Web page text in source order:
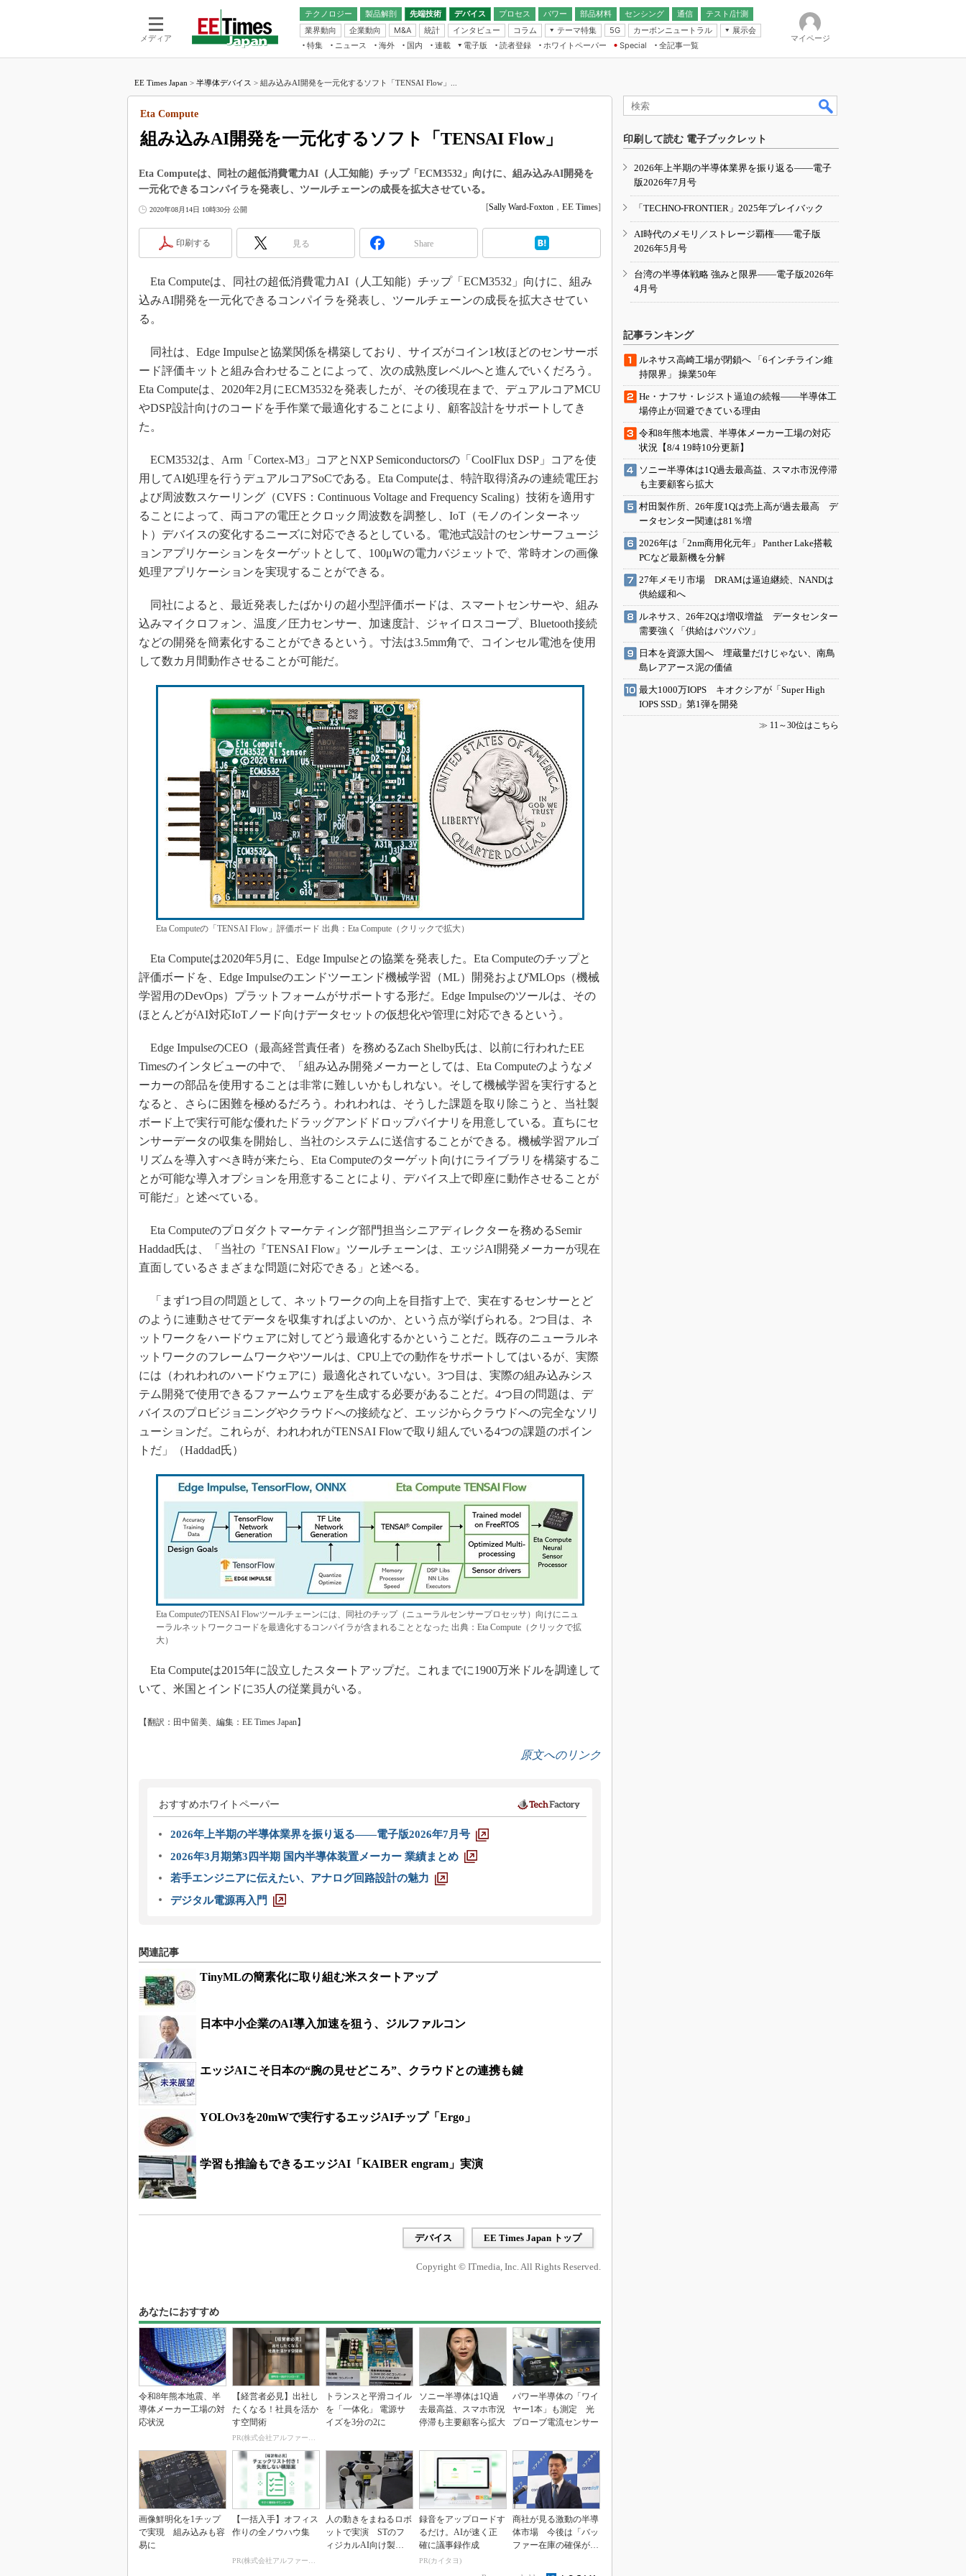
メディア
テクノロジー 製品解剖
先端技術
電池／エネルギー
デバイス
アナログ
マイコン
プロセス パワー 部品材料 センシング
通信
無線
テスト/計測
業界動向
企業動向 M&A 統計 インタビュー コラム
テーマ特集
フィジカルAI
読者調査（EE Times Research）
IoT
電源設計（EDN Japan）
エレクトロニクス入門（EDN
5G カーボンニュートラル
展示会
IoT・エッジコンピューティング
EXPO
TECHNO-FRONTIER
人とくるま展
特集 ニュース 海外 国内
連載
福田昭のデバイス通信
大山聡の業界スコープ
大原雄介のエレ・組み込みプレイバ
リタイア直前エンジニアの社会人大
学漂流記
踊るバズワード ～Behind the
Buzzword
で起こること
製品分解で探るアジアの新トレンド
“異端児エンジニア”が仕掛けた社内
改革、執念の180日
イノベーションは日本を救うのか
JASA発IoT通信
ための新行動論
電子版
電子ブックレット
読者登録 ホワイトペーパー
Special
全記事一覧
マイページ
EE Times Japan > 半導体デバイス > 組み込みAI開発を一元化するソフト「TENSAI Flow」...
組み込みAI開発を一元化するソフト「TENSAI Flow」
Eta Compute
Eta Computeは、同社の超低消費電力AI（人工知能）チップ「ECM3532」向けに、組み込みAI開発を
一元化できるコンパイラを発表し、ツールチェーンの成長を拡大させている。
2020年08月14日 10時30分 公開 [Sally Ward-Foxton ， EE Times]
印刷する 見る Share
Eta Computeは、同社の超低消費電力AI（人工知能）チップ「ECM3532」向けに、組み
込みAI開発を一元化できるコンパイラを発表し、ツールチェーンの成長を拡大させてい
る。
同社は、Edge Impulseと協業関係を構築しており、サイズがコイン1枚ほどのセンサーボ
ード評価キットと組み合わせることによって、次の成熟度レベルへと進んでいくだろう。
Eta Computeは、2020年2月にECM3532を発表したが、その後現在まで、デュアルコアMCU
やDSP設計向けのコードを手作業で最適化することにより、顧客設計をサポートしてき
た。
ECM3532は、Arm「Cortex-M3」コアとNXP Semiconductorsの「CoolFlux DSP」コアを使
用してAI処理を行うデュアルコアSoCである。Eta Computeは、特許取得済みの連続電圧お
よび周波数スケーリング（CVFS：Continuous Voltage and Frequency Scaling）技術を適用す
ることによって、両コアの電圧とクロック周波数を調整し、IoT（モノのインターネッ
ト）デバイスの変化するニーズに対応できるとしている。電池式設計のセンサーフュージ
ョンアプリケーションをターゲットとして、100μWの電力バジェットで、常時オンの画像
処理アプリケーションを実現することができる。
同社によると、最近発表したばかりの超小型評価ボードは、スマートセンサーや、組み
込みマイクロフォン、温度／圧力センサー、加速度計、ジャイロスコープ、Bluetooth接続
などの開発を簡素化することができるという。寸法は3.5mm角で、コインセル電池を使用
して数カ月間動作させることが可能だ。
Eta Computeの「TENSAI Flow」評価ボード 出典：Eta Compute（クリックで拡大）
Eta Computeは2020年5月に、Edge Impulseとの協業を発表した。Eta Computeのチップと
評価ボードを、Edge Impulseのエンドツーエンド機械学習（ML）開発およびMLOps（機械
学習用のDevOps）プラットフォームがサポートする形だ。Edge Impulseのツールは、その
ほとんどがAI対応IoTノード向けデータセットの仮想化や管理に対応できるという。
Edge ImpulseのCEO（最高経営責任者）を務めるZach Shelby氏は、以前に行われたEE
Timesのインタビューの中で、「組み込み開発メーカーとしては、Eta Computeのようなメ
ーカーの部品を使用することは非常に難しいかもしれない。そして機械学習を実行すると
なると、さらに困難を極めるだろう。われわれは、そうした課題を取り除こうと、当社製
ボード上で実行可能な優れたドラッグアンドドロップバイナリを用意している。直ちにセ
ンサーデータの収集を開始し、当社のシステムに送信することができる。機械学習アルゴ
リズムを導入すべき時が来たら、Eta Computeのターゲット向けにライブラリを構築するこ
とが可能な導入オプションを用意することにより、デバイス上で即座に動作させることが
可能だ」と述べている。
Eta Computeのプロダクトマーケティング部門担当シニアディレクターを務めるSemir
Haddad氏は、「当社の『TENSAI Flow』ツールチェーンは、エッジAI開発メーカーが現在
直面しているさまざまな問題に対応できる」と述べる。
「まず1つ目の問題として、ネットワークの向上を目指す上で、実在するセンサーとど
のように連動させてデータを収集すればよいのか、という点が挙げられる。2つ目は、ネ
ットワークをハードウェアに対してどう最適化するかということだ。既存のニューラルネ
ットワークのフレームワークやツールは、CPU上での動作をサポートしてはいるが、実際
には（われわれのハードウェアに）最適化されていない。3つ目は、実際の組み込みシス
テム開発で使用できるファームウェアを生成する必要があることだ。4つ目の問題は、デ
バイスのプロビジョニングやクラウドへの接続など、エッジからクラウドへの完全なソリ
ューションだ。これらが、われわれがTENSAI Flowで取り組んでいる4つの課題のポイン
トだ」（Haddad氏）
Eta ComputeのTENSAI Flowツールチェーンには、同社のチップ（ニューラルセンサープロセッサ）向けにニュ
ーラルネットワークコードを最適化するコンパイラが含まれることとなった 出典：Eta Compute（クリックで拡
大）
Eta Computeは2015年に設立したスタートアップだ。これまでに1900万米ドルを調達して
いて、米国とインドに35人の従業員がいる。
【翻訳：田中留美、編集：EE Times Japan】
原文へのリンク
おすすめホワイトペーパー
2026年上半期の半導体業界を振り返る――電子版2026年7月号
2026年3月期第3四半期 国内半導体装置メーカー 業績まとめ
若手エンジニアに伝えたい、アナログ回路設計の魅力
デジタル電源再入門
関連記事
TinyMLの簡素化に取り組む米スタートアップ
日本中小企業のAI導入加速を狙う、ジルファルコン
エッジAIこそ日本の“腕の見せどころ”、クラウドとの連携も鍵
YOLOv3を20mWで実行するエッジAIチップ「Ergo」
学習も推論もできるエッジAI「KAIBER engram」実演
デバイス EE Times Japan トップ
Copyright © ITmedia, Inc. All Rights Reserved.
あなたにおすすめ
令和8年熊本地震、半
導体メーカー工場の対
応状況
【経営者必見】出社し
たくなる！社員を活か
す空間術
PR(株式会社アルファーテクノ)
トランスと平滑コイル
を「一体化」 電源サ
イズを3分の2に
ソニー半導体は1Q過
去最高益、スマホ市況
停滞も主要顧客ら拡大
パワー半導体の「ワイ
ヤー1本」も測定 光
プローブ電流センサー
画像鮮明化を1チップ
で実現 組み込みも容
易に
【一括入手】オフィス
作りの全ノウハウ集
PR(株式会社アルファーテクノ)
人の動きをまねるロボ
ットで実演 STのフ
ィジカルAI向け製品
録音をアップロードす
るだけ。AIが速く正
確に議事録作成
PR(カイタヨ)
商社が見る激動の半導
体市場 今後は「バッ
ファー在庫の確保が重
印刷して読む 電子ブックレット
2026年上半期の半導体業界を振り返る――電子
版2026年7月号
「TECHNO-FRONTIER」2025年プレイバック
AI時代のメモリ／ストレージ覇権――電子版
2026年5月号
台湾の半導体戦略 強みと限界――電子版2026年
4月号
記事ランキング
ルネサス高崎工場が閉鎖へ 「6インチライン維
持限界」 操業50年
He・ナフサ・レジスト逼迫の続報――半導体工
場停止が回避できている理由
令和8年熊本地震、半導体メーカー工場の対応
状況【8/4 19時10分更新】
ソニー半導体は1Q過去最高益、スマホ市況停滞
も主要顧客ら拡大
村田製作所、26年度1Qは売上高が過去最高 デ
ータセンター関連は81％増
2026年は「2nm商用化元年」 Panther Lake搭載
PCなど最新機を分解
27年メモリ市場 DRAMは逼迫継続、NANDは
供給緩和へ
ルネサス、26年2Qは増収増益 データセンター
需要強く「供給はパツパツ」
日本を資源大国へ 埋蔵量だけじゃない、南鳥
島レアアース泥の価値
最大1000万IOPS キオクシアが「Super High
IOPS SSD」第1弾を開発
≫ 11～30位はこちら